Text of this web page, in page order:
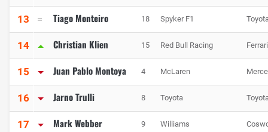
13 Tiago Monteiro 18 Spyker F1
14 Christian Klien 15 Red Bull Racing Ferrari
15 Juan Pablo Montoya 4 McLaren
16 Jarno Trulli 8 Toyota
17 Mark Webber 9 Williams